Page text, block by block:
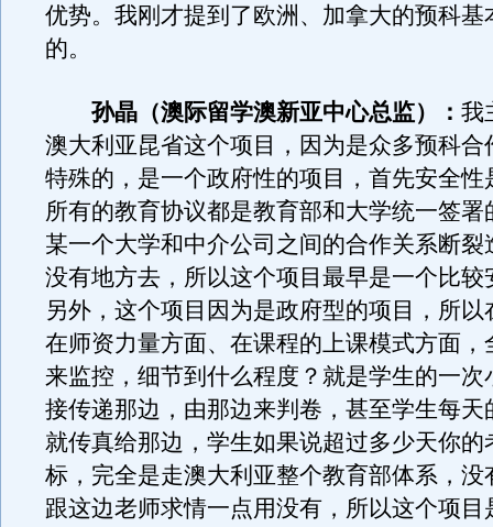
优势。我刚才提到了欧洲、加拿大的预科基
的。
孙晶（澳际留学澳新亚中心总监）： 我
澳大利亚昆省这个项目，因为是众多预科合
特殊的，是一个政府性的项目，首先安全性
所有的教育协议都是教育部和大学统一签署
某一个大学和中介公司之间的合作关系断裂
没有地方去，所以这个项目最早是一个比较
另外，这个项目因为是政府型的项目，所以
在师资力量方面、在课程的上课模式方面，
来监控，细节到什么程度？就是学生的一次
接传递那边，由那边来判卷，甚至学生每天
就传真给那边，学生如果说超过多少天你的
标，完全是走澳大利亚整个教育部体系，没
跟这边老师求情一点用没有，所以这个项目